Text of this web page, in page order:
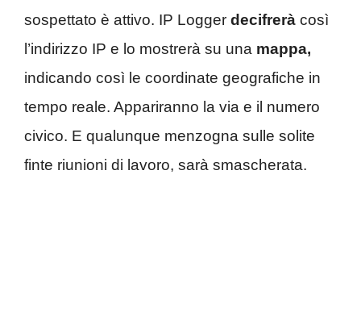
sospettato è attivo. IP Logger decifrerà così
l’indirizzo IP e lo mostrerà su una mappa,
indicando così le coordinate geografiche in
tempo reale. Appariranno la via e il numero
civico. E qualunque menzogna sulle solite
finte riunioni di lavoro, sarà smascherata.